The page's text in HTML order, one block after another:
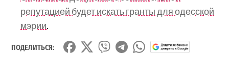
репутацией будет искать гранты для одесской
мэрии.
ПОДЕЛИТЬСЯ: